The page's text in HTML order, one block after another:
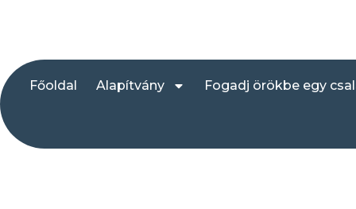
Főoldal Alapítvány Fogadj örökbe egy